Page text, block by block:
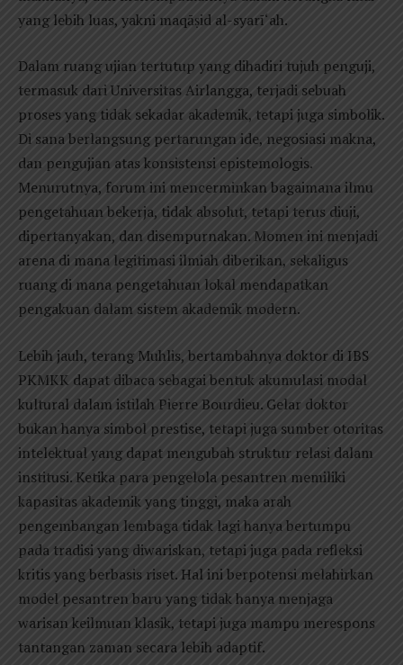
yang lebih luas, yakni maqāṣid al-syarī‘ah.
Dalam ruang ujian tertutup yang dihadiri tujuh penguji,
termasuk dari Universitas Airlangga, terjadi sebuah
proses yang tidak sekadar akademik, tetapi juga simbolik.
Di sana berlangsung pertarungan ide, negosiasi makna,
dan pengujian atas konsistensi epistemologis.
Menurutnya, forum ini mencerminkan bagaimana ilmu
pengetahuan bekerja, tidak absolut, tetapi terus diuji,
dipertanyakan, dan disempurnakan. Momen ini menjadi
arena di mana legitimasi ilmiah diberikan, sekaligus
ruang di mana pengetahuan lokal mendapatkan
pengakuan dalam sistem akademik modern.
Lebih jauh, terang Muhlis, bertambahnya doktor di IBS
PKMKK dapat dibaca sebagai bentuk akumulasi modal
kultural dalam istilah Pierre Bourdieu. Gelar doktor
bukan hanya simbol prestise, tetapi juga sumber otoritas
intelektual yang dapat mengubah struktur relasi dalam
institusi. Ketika para pengelola pesantren memiliki
kapasitas akademik yang tinggi, maka arah
pengembangan lembaga tidak lagi hanya bertumpu
pada tradisi yang diwariskan, tetapi juga pada refleksi
kritis yang berbasis riset. Hal ini berpotensi melahirkan
model pesantren baru yang tidak hanya menjaga
warisan keilmuan klasik, tetapi juga mampu merespons
tantangan zaman secara lebih adaptif.